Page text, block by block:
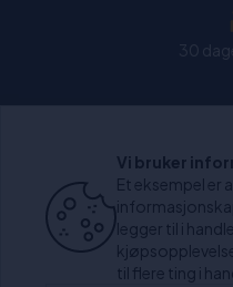
Chat: Åpen alle
+1000
Vi bruker
Et eksempel er
legger til i
til flere ting i